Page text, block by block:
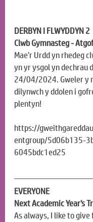
DERBYN I FLWYDDYN 2
Clwb Gymnasteg - Atgof
Mae’r Urdd yn rhedeg
yn yr ysgol yn dechrau
24/04/2024. Gweler y
dilynwch y ddolen i
plentyn!
https://
entgroup/5d06b135-
6045bdc1ed25
EVERYONE
Next Academic Year’s
As always, I like to